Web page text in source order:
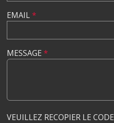
EMAIL*
MESSAGE *
VEUILLEZ RECOPIER LE CODE